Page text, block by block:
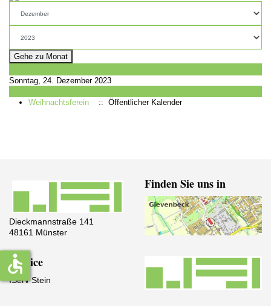
Gehe zu Monat
Sonntag, 24. Dezember 2023
Weihnachtsferein
:: Öffentlicher Kalender
Dieckmannstraße 141
48161 Münster
Finden Sie uns in
Service
IServ Stein
accessible